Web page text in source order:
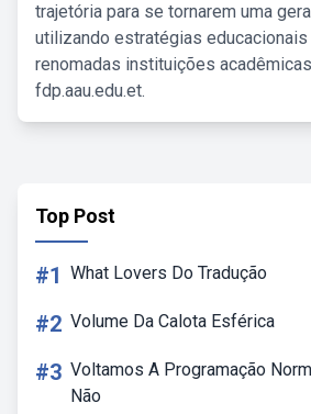
trajetória para se tornarem uma
utilizando estratégias
renomadas instituições
fdp.aau.edu.et.
Top Post
#1 What Lovers Do Tradução
#2 Volume Da Calota Esférica
#3 Voltamos A Programação
Não